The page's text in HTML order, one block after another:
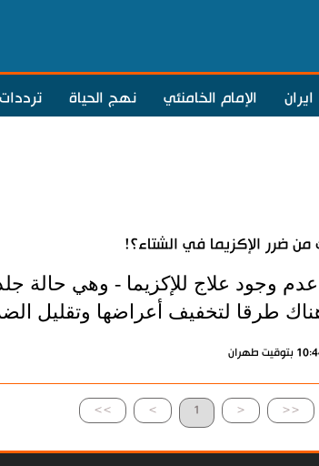
ايران الإمام الخامنئي نهج الحياة ترددات
ضرر الإكزيما في الشتاء؟!
وجود علاج للإكزيما - وهي حالة
هناك طرقا لتخفيف أعراضها وتقليل
>> > 1 < <<